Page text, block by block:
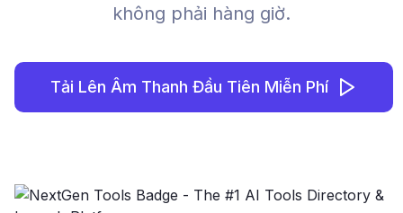
không phải hàng giờ.
Tải Lên Âm Thanh Đầu Tiên Miễn Phí